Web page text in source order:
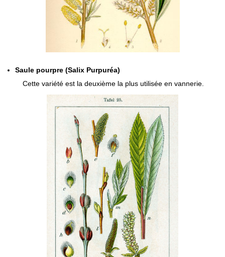
Saule pourpre (Salix Purpuréa)
Cette variété est la deuxième la plus utilisée en vannerie.